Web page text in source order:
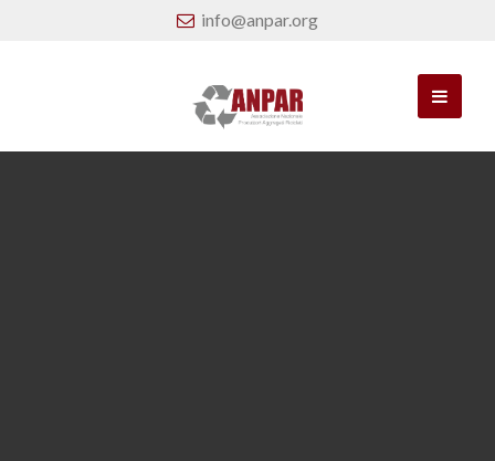
info@anpar.org